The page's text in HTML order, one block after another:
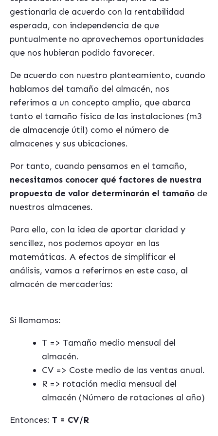
gestionarla de acuerdo con la rentabilidad
esperada, con independencia de que
puntualmente no aprovechemos oportunidades
que nos hubieran podido favorecer.
De acuerdo con nuestro planteamiento, cuando
hablamos del tamaño del almacén, nos
referimos a un concepto amplio, que abarca
tanto el tamaño físico de las instalaciones (m3
de almacenaje útil) como el número de
almacenes y sus ubicaciones.
Por tanto, cuando pensamos en el tamaño,
necesitamos conocer qué factores de nuestra
propuesta de valor determinarán el tamaño de
nuestros almacenes.
Para ello, con la idea de aportar claridad y
sencillez, nos podemos apoyar en las
matemáticas. A efectos de simplificar el
análisis, vamos a referirnos en este caso, al
almacén de mercaderías:
Si llamamos:
T => Tamaño medio mensual del
almacén.
CV => Coste medio de las ventas anual.
R => rotación media mensual del
almacén (Número de rotaciones al año)
Entonces: T = CV/R